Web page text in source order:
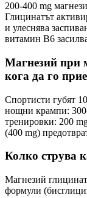
200-400 mg
Глицинатът
и улеснява
витамин B6
Магнезий при
кога да го
Спортисти губят
нощни крампи:
тренировки: 200
(400 mg)
Колко струва
Магнезий
формули